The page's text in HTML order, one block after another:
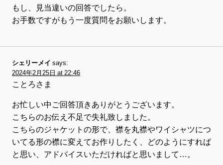
もし、見当違いの回答でしたら。
お手数ですがもう一度質問をお願いします。
シェリーメイ says:
2024年2月25日 at 22:46
ことろさま
お忙しい中ご回答頂きありがとうございます。
こちらのお伝え不足で失礼致しました。
こちらのジャケットの形で、襟を丸襟やワイシャツにつ
いてる形の襟に変えてお作りしたく、どのようにすれば
と思い、アドバイスいただければと思いまして…。